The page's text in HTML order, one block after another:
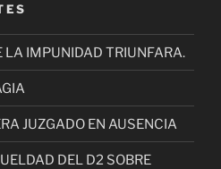
LA IMPUNIDAD TRIUNFARA.
JUZGADO EN AUSENCIA
DEL D2 SOBRE